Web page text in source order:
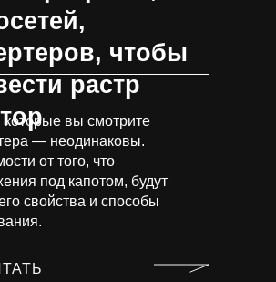
которые вы смотрите
— неодинаковы.
от того, что
под капотом, будут
свойства и способы
чтобы
растр